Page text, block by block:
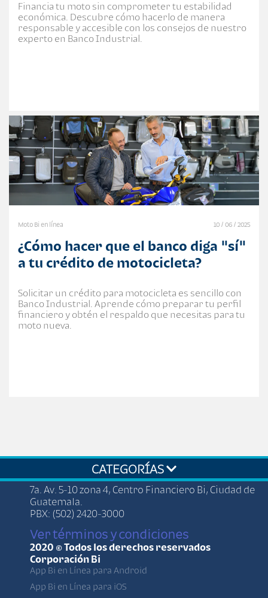
Financia tu moto sin comprometer tu estabilidad
económica. Descubre cómo hacerlo de manera
responsable y accesible con los consejos de nuestro
experto en Banco Industrial.
Moto Bi en línea 10 / 06 / 2025
¿Cómo hacer que el banco diga "sí"
a tu crédito de motocicleta?
Solicitar un crédito para motocicleta es sencillo con
Banco Industrial. Aprende cómo preparar tu perfil
financiero y obtén el respaldo que necesitas para tu
moto nueva.
CATEGORÍAS
7a. Av. 5-10 zona 4, Centro Financiero Bi, Ciudad de
Guatemala.
PBX: (502) 2420-3000
Ver términos y condiciones
2020 © Todos los derechos reservados
Corporación Bi
App Bi en Línea para Android
App Bi en Línea para iOS